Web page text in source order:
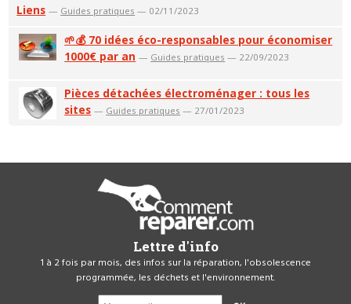
Liens — Guides pratiques — 02/11/2023
🌱💰 70 idées éco-responsables pour économiser
1000€ par an — Guides pratiques — 22/09/2023
Pièces détachées électroménager : tous les
sites — Guides pratiques — 27/01/2023
Lettre d'info
1 à 2 fois par mois, des infos sur la réparation, l'obsolescence
programmée, les déchets et l'environnement.